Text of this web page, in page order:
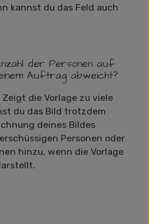
kannst du das Feld auch
der Personen auf
Auftrag abweicht?
die Vorlage zu viele
du das Bild trotzdem
deines Bildes
Personen oder
hinzu, wenn die Vorlage